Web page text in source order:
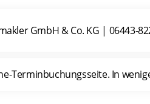
GmbH & Co. KG | 06443-
Terminbuchungsseite. In